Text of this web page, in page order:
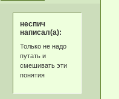
неспич
написал(а):
Только не надо
путать и
смешивать эти
понятия